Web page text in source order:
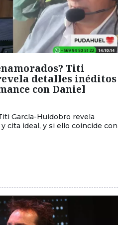
Titi
detalles inéditos
con Daniel
García-Huidobro revela
cita ideal, y si ello coincide con